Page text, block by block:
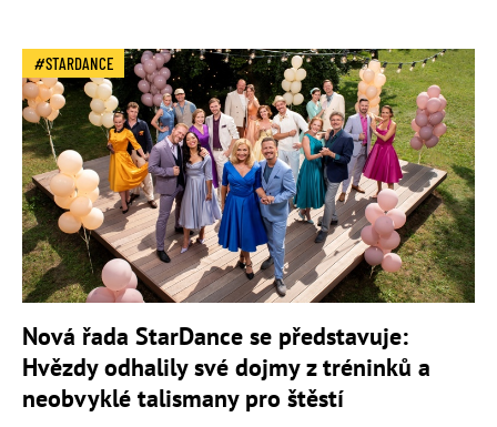
STARDANCE
Nová řada StarDance se představuje:
Hvězdy odhalily své dojmy z tréninků a
neobvyklé talismany pro štěstí